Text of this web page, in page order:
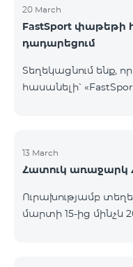
20 March
FastSport
դադարեցում
Տեղեկացնում ենք,
հասանելի՝
Հարցերի կամ
համար խնդրում
13 March
Հատուկ առաջարկ
Ուրախությամբ
մարտի 15-ից մինչև